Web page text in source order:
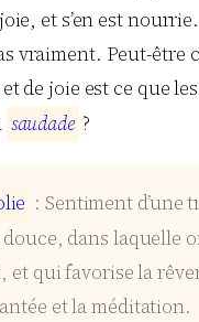
et s’en est
vraiment. Peut-être
de joie est ce que
saudade ?
lie : Sentiment d’une
dans laquelle
et qui favorise la
et la méditation.